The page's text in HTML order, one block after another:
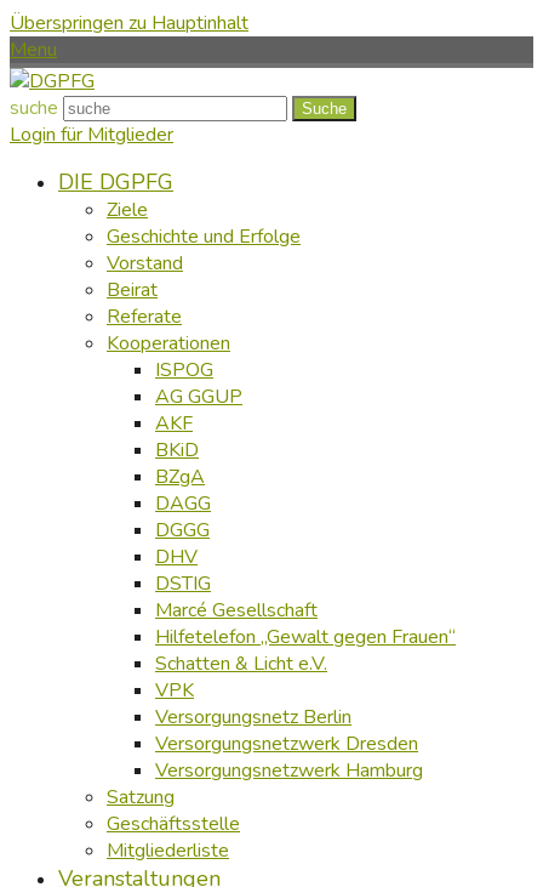
Überspringen zu Hauptinhalt
Menu
suche Suche
Login für Mitglieder
DIE DGPFG
Ziele
Geschichte und Erfolge
Vorstand
Beirat
Referate
Kooperationen
ISPOG
AG GGUP
AKF
BKiD
BZgA
DAGG
DGGG
DHV
DSTIG
Marcé Gesellschaft
Hilfetelefon „Gewalt gegen Frauen“
Schatten & Licht e.V.
VPK
Versorgungsnetz Berlin
Versorgungsnetzwerk Dresden
Versorgungsnetzwerk Hamburg
Satzung
Geschäftsstelle
Mitgliederliste
Veranstaltungen